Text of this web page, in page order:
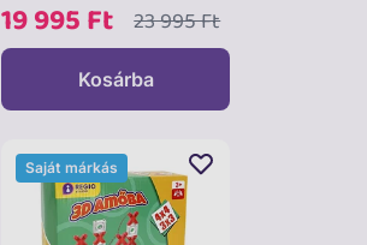
19 995 Ft 23 995 Ft
Kosárba
Saját márkás